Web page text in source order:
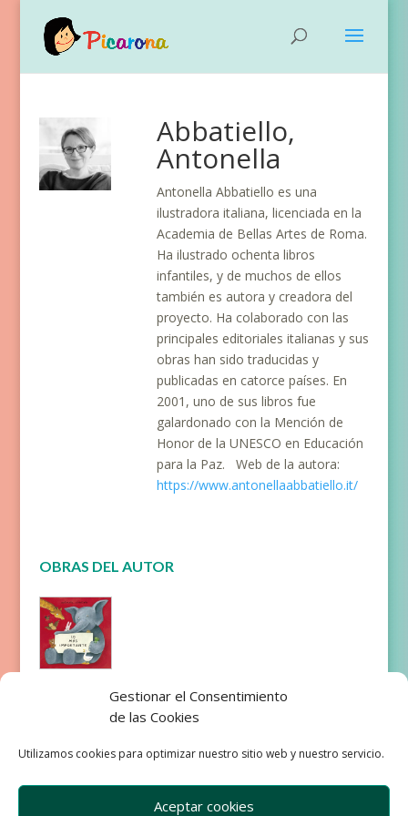
Gestionar el Consentimiento
de las Cookies
Utilizamos cookies para optimizar nuestro sitio web y nuestro servicio.
Aceptar cookies
Abbatiello,
Antonella
Antonella Abbatiello es una
ilustradora italiana, licenciada en la
Academia de Bellas Artes de Roma.
Ha ilustrado ochenta libros
infantiles, y de muchos de ellos
también es autora y creadora del
proyecto. Ha colaborado con las
principales editoriales italianas y sus
obras han sido traducidas y
publicadas en catorce países. En
2001, uno de sus libros fue
galardonado con la Mención de
Honor de la UNESCO en Educación
para la Paz. Web de la autora:
https://www.antonellaabbatiello.it/
OBRAS DEL AUTOR